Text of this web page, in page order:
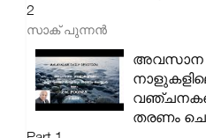
2
സാക് പുന്നൻ
അവസാന
തരണം